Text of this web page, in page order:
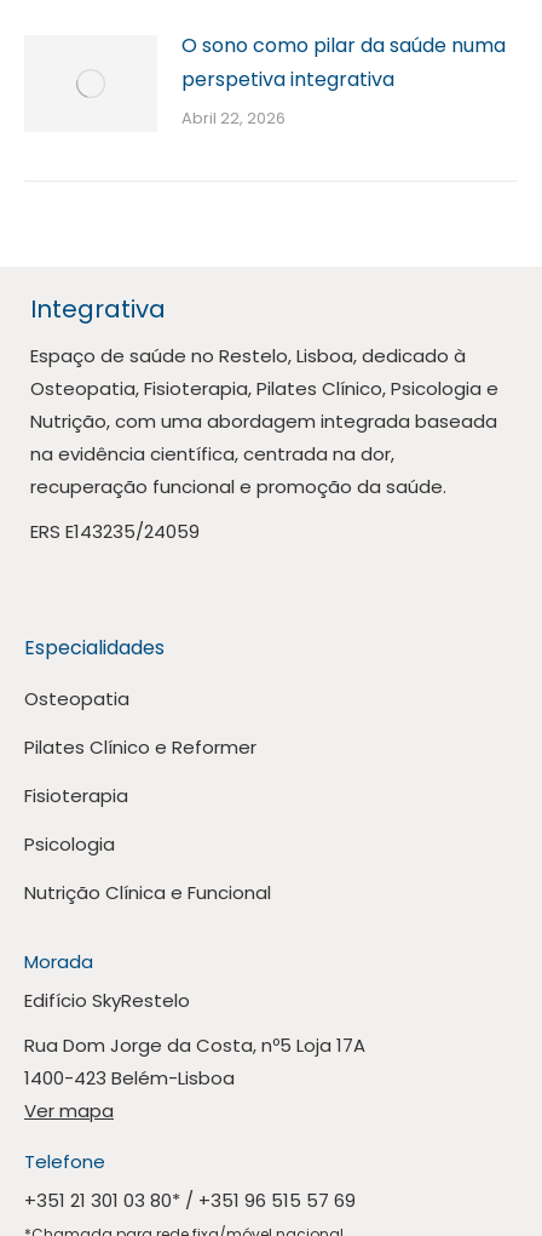
O sono como pilar da saúde numa
perspetiva integrativa
Abril 22, 2026
Integrativa
Espaço de saúde no Restelo, Lisboa, dedicado à
Osteopatia, Fisioterapia, Pilates Clínico, Psicologia e
Nutrição, com uma abordagem integrada baseada
na evidência científica, centrada na dor,
recuperação funcional e promoção da saúde.
ERS E143235/24059
Especialidades
Osteopatia
Pilates Clínico e Reformer
Fisioterapia
Psicologia
Nutrição Clínica e Funcional
Morada
Edifício SkyRestelo
Rua Dom Jorge da Costa, nº5 Loja 17A
1400-423 Belém-Lisboa
Ver mapa
Telefone
+351 21 301 03 80* / +351 96 515 57 69